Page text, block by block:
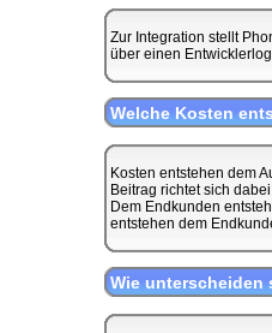
Zur Integration stellt
über einen
Welche Kosten
Kosten entstehen dem
Beitrag richtet sich
Dem Endkunden
entstehen dem
Wie unterscheiden